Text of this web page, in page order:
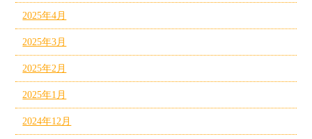
2025年4月
2025年3月
2025年2月
2025年1月
2024年12月